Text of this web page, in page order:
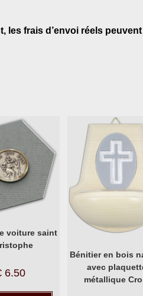
frais d’envoi réels
voiture saint
6.50
Bénitier en bois
avec
métallique